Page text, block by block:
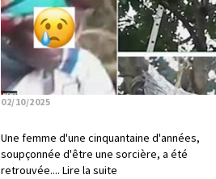
02/10/2025
Une femme d'une cinquantaine d'années,
soupçonnée d'être une sorcière, a été
retrouvée.... Lire la suite